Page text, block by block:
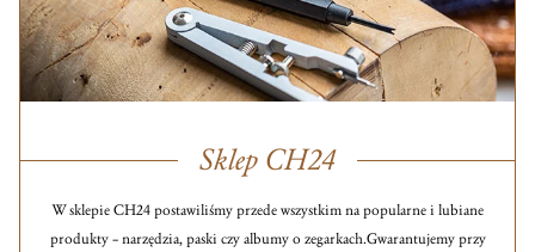
Sklep CH24
W sklepie CH24 postawiliśmy przede wszystkim na popularne i lubiane
produkty – narzędzia, paski czy albumy o zegarkach.Gwarantujemy przy